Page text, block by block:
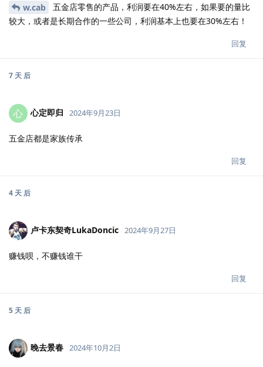
w.cab
五金店零售的产品，利润要在40%左右，如果要的量比
较大，或者是长期合作的一些公司，利润基本上也要在30%左右！
回复
7 天 后
心 心定即归 2024年9月23日
五金店都是家族传承
回复
4 天 后
卢卡东契奇LukaDoncic 2024年9月27日
赚钱呗，不赚钱谁干
回复
5 天 后
晚去景春 2024年10月2日